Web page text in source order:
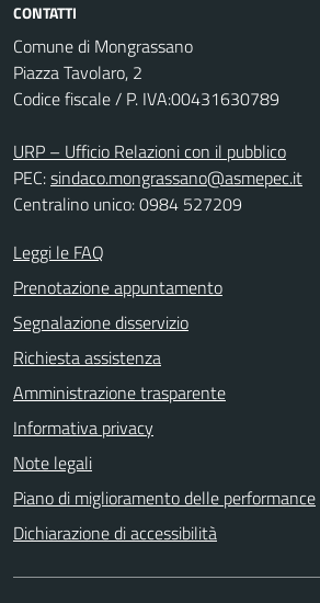
CONTATTI
Comune di Mongrassano
Piazza Tavolaro, 2
Codice fiscale / P. IVA:00431630789
URP – Ufficio Relazioni con il pubblico
PEC:sindaco.mongrassano@asmepec.it
Centralino unico: 0984 527209
Leggi le FAQ
Prenotazione appuntamento
Segnalazione disservizio
Richiesta assistenza
Amministrazione trasparente
Informativa privacy
Note legali
Piano di miglioramento delle performance
Dichiarazione di accessibilità